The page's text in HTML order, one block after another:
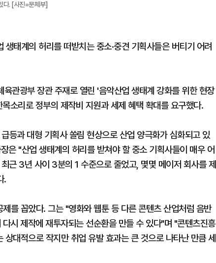
다. [사진=문체부]
태계의 허리를 떠받치는 중소·중견 기획사들은 버티기 어려
관광부 장관 주재로 열린 '음악산업 생태계 강화를 위한 현장
소리로 정부의 제작비 지원과 세제 혜택 확대를 요구했다.
등과 대형 기획사 쏠림 현상으로 산업 양극화가 심화되고 있
은 "산업 생태계의 허리를 받쳐야 할 중소 기획사들이 매우 어
근 3년 사이 3분의 1 수준으로 줄었고, 몇몇 메이저 회사를 제
.
를 꼽았다. 그는 "영화와 웹툰 등 다른 콘텐츠 산업처럼 음반
시 제작에 재투자되는 선순환을 만들 수 있다"며 "콘텐츠진흥
대적으로 작지만 취업 유발 효과는 큰 것으로 나타난 만큼 세